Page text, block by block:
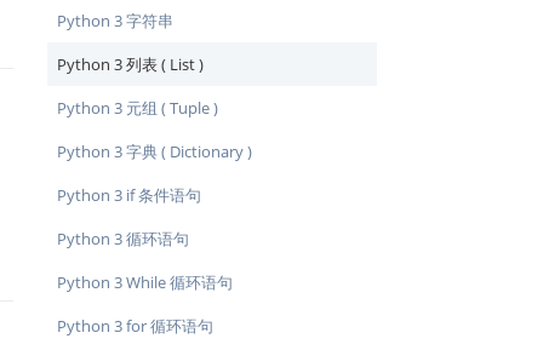
Python 3 字符串
Python 3 列表 ( List )
Python 3 元组 ( Tuple )
Python 3 字典 ( Dictionary )
Python 3 if 条件语句
Python 3 循环语句
Python 3 While 循环语句
Python 3 for 循环语句